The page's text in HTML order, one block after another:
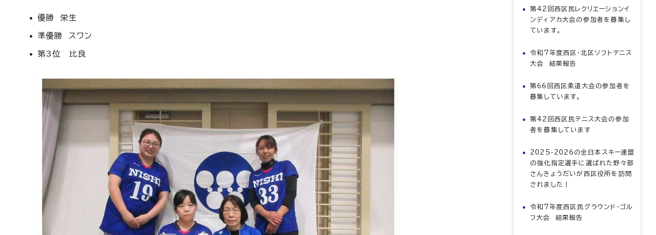
優勝 栄生
準優勝 スワン
第3位 比良
第42回西区民レクリエーションイ
ンディアカ大会の参加者を募集し
ています。
令和7年度西区・北区ソフトテニス
大会 結果報告
第66回西区柔道大会の参加者を
募集しています。
第42回西区民テニス大会の参加
者を募集しています
2025-2026の全日本スキー連盟
の強化指定選手に選ばれた野々部
さんきょうだいが西区役所を訪問
されました！
令和7年度西区民グラウンド・ゴル
フ大会 結果報告